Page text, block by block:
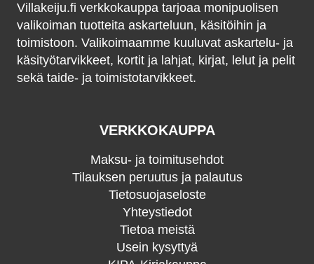
Villakeiju.fi verkkokauppa tarjoaa monipuolisen
valikoiman tuotteita askarteluun, käsitöihin ja
toimistoon. Valikoimaamme kuuluvat askartelu- ja
käsityötarvikkeet, kortit ja lahjat, kirjat, lelut ja pelit
sekä taide- ja toimistotarvikkeet.
VERKKOKAUPPA
Maksu- ja toimitusehdot
Tilauksen peruutus ja palautus
Tietosuojaseloste
Yhteystiedot
Tietoa meistä
Usein kysyttyä